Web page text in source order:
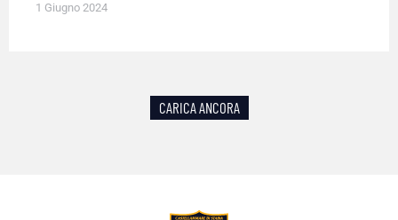
1 Giugno 2024
CARICA ANCORA